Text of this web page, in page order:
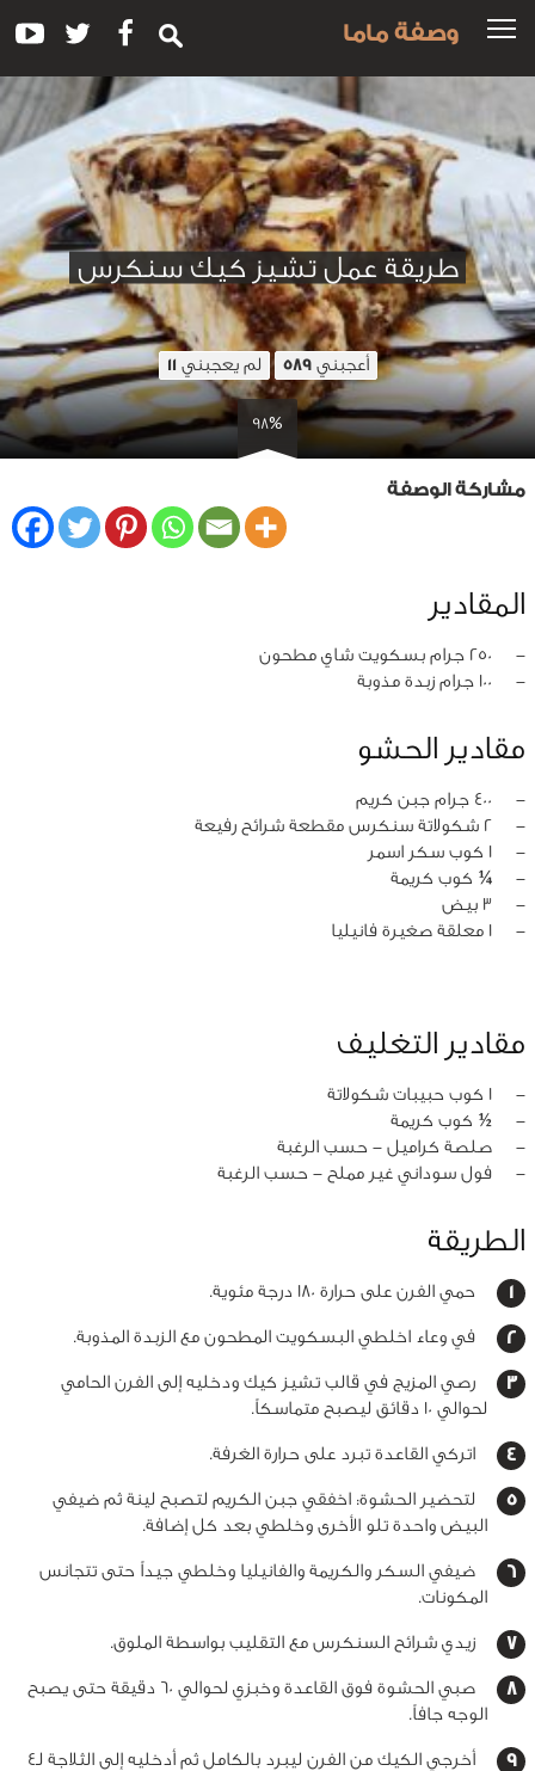
وصفة ماما
طريقة عمل تشيز كيك سنكرس
أعجبني589 لم يعجبني 11
98%
مشاركة الوصفة
المقادير
‏-
250 جرام بسكويت شاي مطحون
‏-
100 جرام زبدة مذوبة
مقادير الحشو
‏-
400 جرام جبن كريم
‏-
2 شكولاتة سنكرس مقطعة شرائح رفيعة
‏-
1 كوب سكر اسمر
‏-
¼ كوب كريمة
‏-
3 بيض
‏-
1 معلقة صغيرة فانيليا
مقادير التغليف
‏-
1 كوب حبيبات شكولاتة
‏-
½ كوب كريمة
‏-
صلصة كراميل - حسب الرغبة
‏-
فول سوداني غير مملح - حسب الرغبة
الطريقة
حمي الفرن على حرارة 180 درجة مئوية.
في وعاء اخلطي البسكويت المطحون مع الزبدة المذوبة.
رصي المزيج في قالب تشيز كيك ودخليه إلى الفرن الحامي
لحوالي 10 دقائق ليصبح متماسكاً.
اتركي القاعدة تبرد على حرارة الغرفة.
لتحضير الحشوة: اخفقي جبن الكريم لتصبح لينة ثم ضيفي
البيض واحدة تلو الأخرى وخلطي بعد كل إضافة.
ضيفي السكر والكريمة والفانيليا وخلطي جيداً حتى تتجانس
المكونات.
زيدي شرائح السنكرس مع التقليب بواسطة الملوق.
صبي الحشوة فوق القاعدة وخبزي لحوالي 60 دقيقة حتى يصبح
الوجه جافاً.
أخرجي الكيك من الفرن ليبرد بالكامل ثم أدخليه إلى الثلاجة لـ4